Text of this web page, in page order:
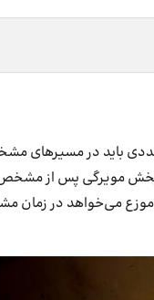
باید در مسیرهای
مویرگی پس از مشخص
موزع می‌خواهد در زمان